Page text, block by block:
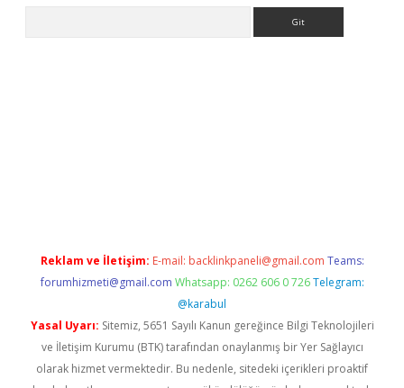
Reklam ve İletişim: E-mail: backlinkpaneli@gmail.com Teams:
forumhizmeti@gmail.com Whatsapp: 0262 606 0 726 Telegram:
@karabul
Yasal Uyarı: Sitemiz, 5651 Sayılı Kanun gereğince Bilgi Teknolojileri
ve İletişim Kurumu (BTK) tarafından onaylanmış bir Yer Sağlayıcı
olarak hizmet vermektedir. Bu nedenle, sitedeki içerikleri proaktif